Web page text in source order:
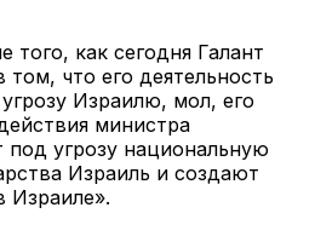
того, как сегодня Галант
что его деятельность
Израилю, мол, его
министра
под угрозу национальную
Израиль и создают
Израиле».